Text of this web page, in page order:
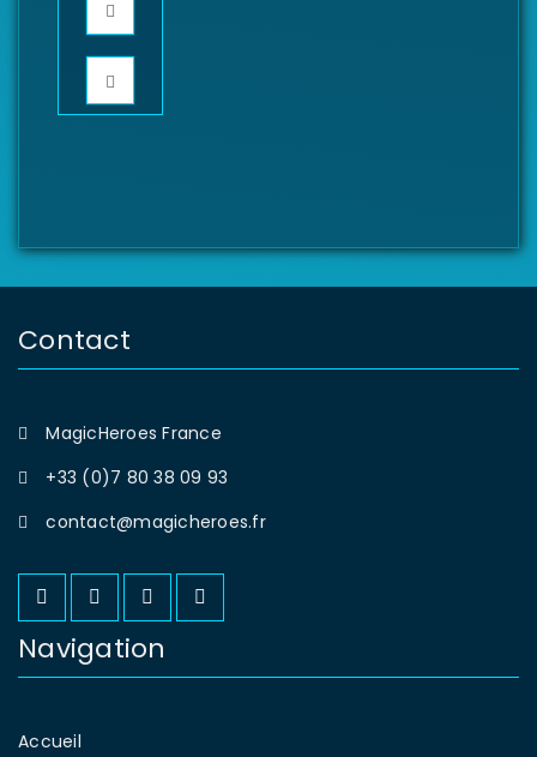
Contact
MagicHeroes France
+33 (0)7 80 38 09 93
contact@magicheroes.fr
Navigation
Accueil